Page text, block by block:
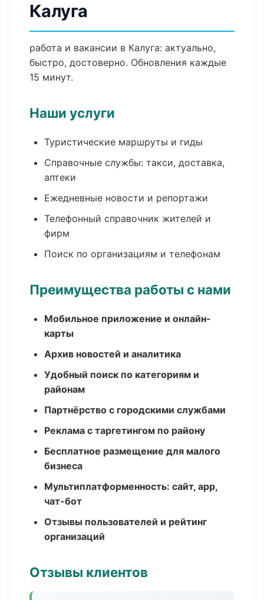
Калуга
работа и вакансии в Калуга: актуально,
быстро, достоверно. Обновления каждые
15 минут.
Наши услуги
Туристические маршруты и гиды
Справочные службы: такси, доставка,
аптеки
Ежедневные новости и репортажи
Телефонный справочник жителей и
фирм
Поиск по организациям и телефонам
Преимущества работы с нами
Мобильное приложение и онлайн-
карты
Архив новостей и аналитика
Удобный поиск по категориям и
районам
Партнёрство с городскими службами
Реклама с таргетингом по району
Бесплатное размещение для малого
бизнеса
Мультиплатформенность: сайт, app,
чат-бот
Отзывы пользователей и рейтинг
организаций
Отзывы клиентов